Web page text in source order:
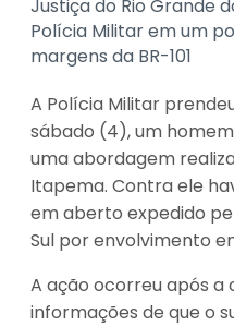
Justiça do Rio Grande
Polícia Militar em um
margens da BR-101
A Polícia Militar
sábado (4), um
uma abordagem
Itapema. Contra ele
em aberto expedido
Sul por envolvimento
A ação ocorreu após
informações de que o